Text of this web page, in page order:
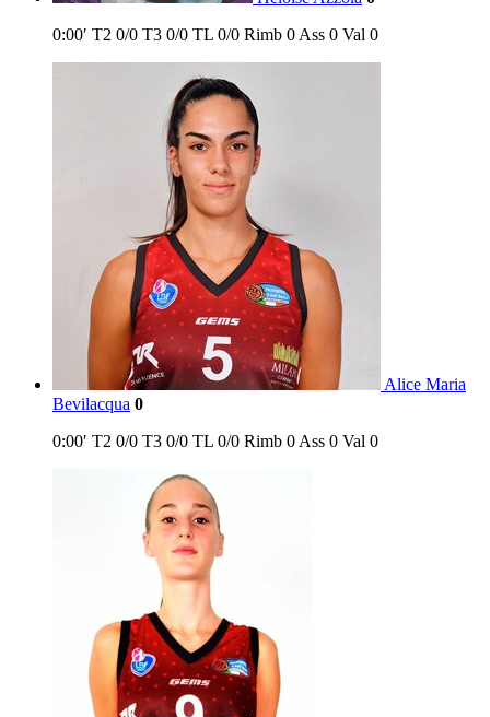
0:00′ T2 0/0 T3 0/0 TL 0/0 Rimb 0 Ass 0 Val 0
Alice Maria
Bevilacqua 0
0:00′ T2 0/0 T3 0/0 TL 0/0 Rimb 0 Ass 0 Val 0